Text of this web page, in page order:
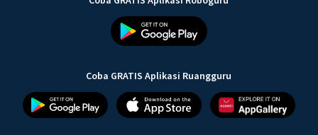
Coba GRATIS Aplikasi Ruangguru